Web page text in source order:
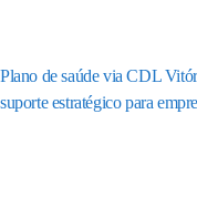
Plano de saúde via CDL
suporte estratégico para